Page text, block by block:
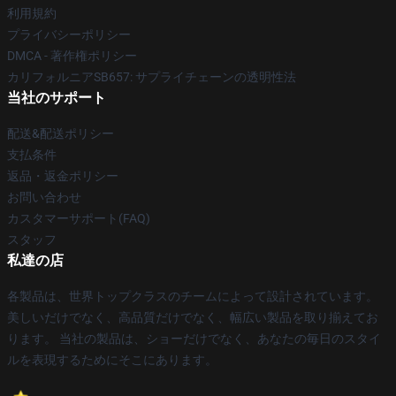
利用規約
プライバシーポリシー
DMCA - 著作権ポリシー
カリフォルニアSB657: サプライチェーンの透明性法
当社のサポート
配送&配送ポリシー
支払条件
返品・返金ポリシー
お問い合わせ
カスタマーサポート(FAQ)
スタッフ
私達の店
各製品は、世界トップクラスのチームによって設計されています。
美しいだけでなく、高品質だけでなく、幅広い製品を取り揃えてお
ります。 当社の製品は、ショーだけでなく、あなたの毎日のスタイ
ルを表現するためにそこにあります。